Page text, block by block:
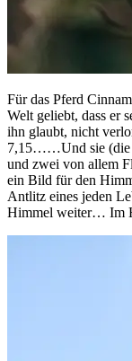
Für das Pferd
Welt geliebt, dass er
ihn glaubt, nicht
7,15……Und sie (die
und zwei von allem
ein Bild für den
Antlitz eines jeden
Himmel weiter… Im